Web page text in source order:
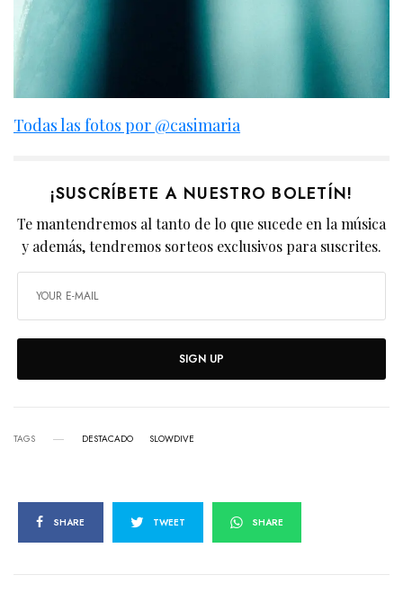
Todas las fotos por @casimaria
¡SUSCRÍBETE A NUESTRO BOLETÍN!
Te mantendremos al tanto de lo que sucede en la música
y además, tendremos sorteos exclusivos para suscrites.
SIGN UP
TAGS DESTACADO SLOWDIVE
SHARE TWEET SHARE